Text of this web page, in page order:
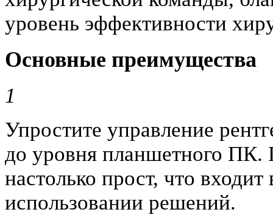
уровень эффективности
Основные преимущества
1
Упростите управление
до уровня планшетного ПК.
настолько прост, что
использовании решений.